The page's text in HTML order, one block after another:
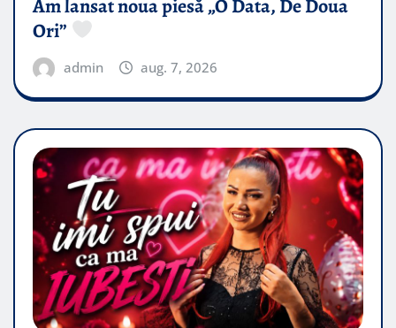
Am lansat noua piesă „O Data, De Doua
Ori”
admin aug. 7, 2026